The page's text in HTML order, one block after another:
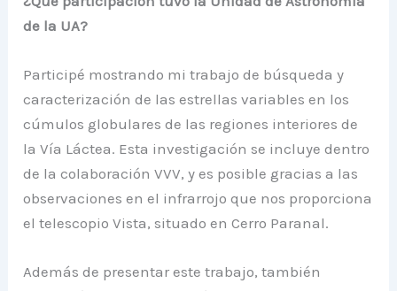
de la UA?
Participé mostrando mi trabajo de búsqueda y
caracterización de las estrellas variables en los
cúmulos globulares de las regiones interiores de
la Vía Láctea. Esta investigación se incluye dentro
de la colaboración VVV, y es posible gracias a las
observaciones en el infrarrojo que nos proporciona
el telescopio Vista, situado en Cerro Paranal.
Además de presentar este trabajo, también